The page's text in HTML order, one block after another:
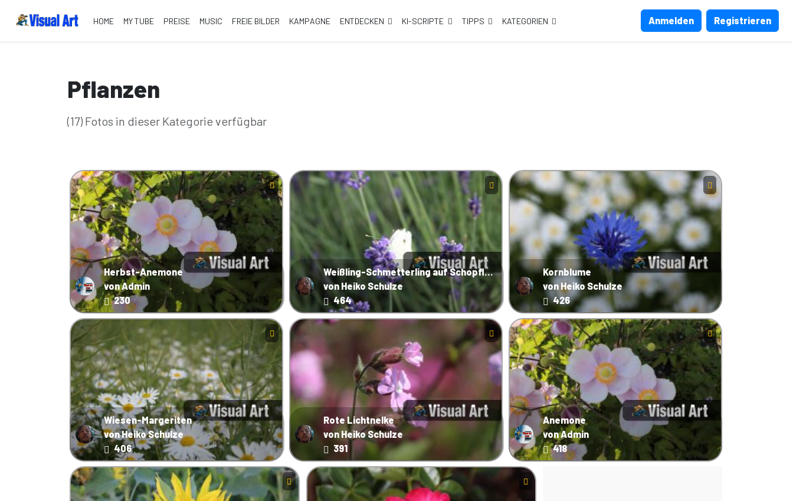
HOME MY TUBE PREISE MUSIC FREIE BILDER KAMPAGNE ENTDECKEN KI-SCRIPTE TIPPS KATEGORIEN Anmelden Registrieren
Pflanzen
(17) Fotos in dieser Kategorie verfügbar
Herbst-Anemone
von Admin
230
Weißling-Schmetterling auf Schopflavendel
von Heiko Schulze
464
Kornblume
von Heiko Schulze
426
Wiesen-Margeriten
von Heiko Schulze
406
Rote Lichtnelke
von Heiko Schulze
391
Anemone
von Admin
418